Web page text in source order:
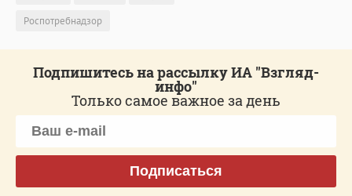
Роспотребнадзор
Подпишитесь на рассылку ИА "Взгляд-
инфо"
Только самое важное за день
Подписаться